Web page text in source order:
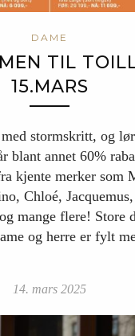
DAME
TIL
15.MARS
stormskritt, og
blant annet 60%
kjente merker som
Chloé, Jacquemus,
mange flere! Store
og herre er fylt
14. mars 2025